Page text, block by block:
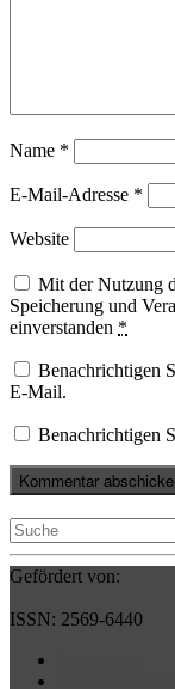
Name *
E-Mail-Adresse *
Website
Mit der Nutzung
Speicherung und
einverstanden *
Benachrichtigen
E-Mail.
Benachrichtigen
Gefördert von:
ISSN: 2569-6440